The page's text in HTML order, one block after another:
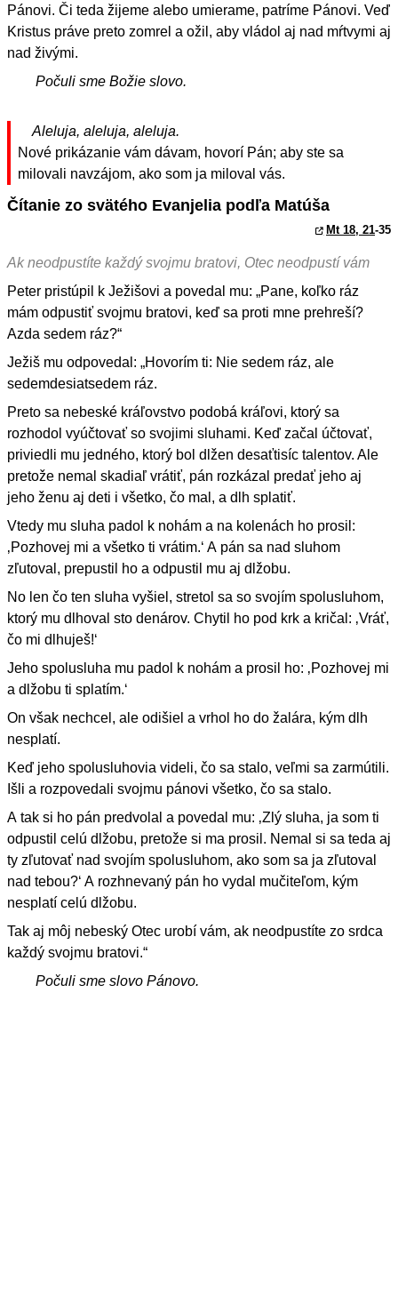
Pánovi. Či teda žijeme alebo umierame, patríme Pánovi. Veď
Kristus práve preto zomrel a ožil, aby vládol aj nad mŕtvymi aj
nad živými.
Počuli sme Božie slovo.
Aleluja, aleluja, aleluja.
Nové prikázanie vám dávam, hovorí Pán; aby ste sa
milovali navzájom, ako som ja miloval vás.
Čítanie zo svätého Evanjelia podľa Matúša
Mt 18, 21-35
Ak neodpustíte každý svojmu bratovi, Otec neodpustí vám
Peter pristúpil k Ježišovi a povedal mu: „Pane, koľko ráz
mám odpustiť svojmu bratovi, keď sa proti mne prehreší?
Azda sedem ráz?“
Ježiš mu odpovedal: „Hovorím ti: Nie sedem ráz, ale
sedemdesiatsedem ráz.
Preto sa nebeské kráľovstvo podobá kráľovi, ktorý sa
rozhodol vyúčtovať so svojimi sluhami. Keď začal účtovať,
priviedli mu jedného, ktorý bol dlžen desaťtisíc talentov. Ale
pretože nemal skadiaľ vrátiť, pán rozkázal predať jeho aj
jeho ženu aj deti i všetko, čo mal, a dlh splatiť.
Vtedy mu sluha padol k nohám a na kolenách ho prosil:
‚Pozhovej mi a všetko ti vrátim.‘ A pán sa nad sluhom
zľutoval, prepustil ho a odpustil mu aj dlžobu.
No len čo ten sluha vyšiel, stretol sa so svojím spolusluhom,
ktorý mu dlhoval sto denárov. Chytil ho pod krk a kričal: ‚Vráť,
čo mi dlhuješ!‘
Jeho spolusluha mu padol k nohám a prosil ho: ‚Pozhovej mi
a dlžobu ti splatím.‘
On však nechcel, ale odišiel a vrhol ho do žalára, kým dlh
nesplatí.
Keď jeho spolusluhovia videli, čo sa stalo, veľmi sa zarmútili.
Išli a rozpovedali svojmu pánovi všetko, čo sa stalo.
A tak si ho pán predvolal a povedal mu: ‚Zlý sluha, ja som ti
odpustil celú dlžobu, pretože si ma prosil. Nemal si sa teda aj
ty zľutovať nad svojím spolusluhom, ako som sa ja zľutoval
nad tebou?‘ A rozhnevaný pán ho vydal mučiteľom, kým
nesplatí celú dlžobu.
Tak aj môj nebeský Otec urobí vám, ak neodpustíte zo srdca
každý svojmu bratovi.“
Počuli sme slovo Pánovo.